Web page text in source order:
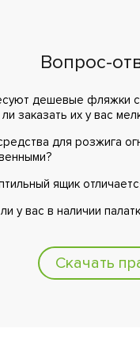
Вопрос-
дешевые фляжки
заказать их у вас
для розжига
ящик
у вас в наличии
Скачать